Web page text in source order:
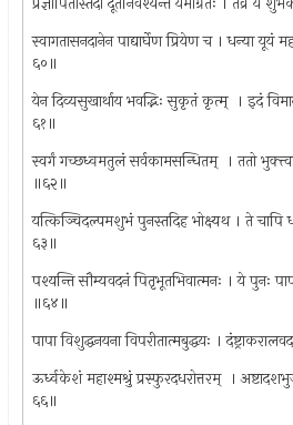
स्वागतासनदानेन पाद्यार्घेण प्रियेण च । धन्या यूयं
६०॥
येन दिव्यसुखार्थाय भवद्भिः सुकृतं कृत्म् ‍ । इदं
६१॥
स्वर्गं गच्छध्वमतुलं सर्वकामसन्धितम् ‍ । ततो
॥६२॥
यत्किञ्चिदल्पमशुभं पुनस्तदिह भोक्ष्यथ । ते चापि
६३॥
पश्यन्ति सौम्यवदनं पितृभूतभिवात्मनः । ये पुनः
॥६४॥
पापा विशुद्धनयना विपरीतात्मबुद्धयः ।
ऊर्ध्वकेशं महाश्मश्रुं प्रस्फुरदधरोत्तरम् ‍ ।
६६॥